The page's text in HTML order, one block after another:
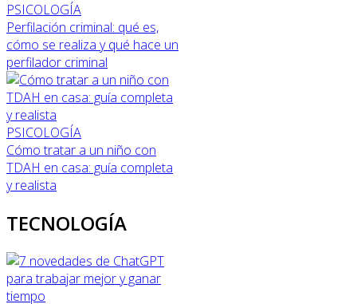
PSICOLOGÍA
Perfilación criminal: qué es,
cómo se realiza y qué hace un
perfilador criminal
PSICOLOGÍA
Cómo tratar a un niño con
TDAH en casa: guía completa
y realista
TECNOLOGÍA